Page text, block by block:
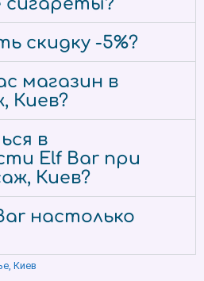
сигареты?
скидку -5%?
магазин в
Киев?
в
Elf Bar при
Киев?
настолько
Киев